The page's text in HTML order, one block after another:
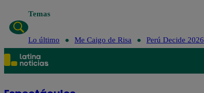
Temas
Lo último Me Caigo de Risa Perú Decide 2026